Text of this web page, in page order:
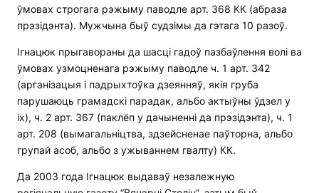
ўмовах строгага рэжыму паводле арт. 368 КК (абраза
прэзідэнта). Мужчына быў судзімы да гэтага 10 разоў.
Ігнацюк прыгавораны да шасці гадоў пазбаўлення волі ва
ўмовах узмоцненага рэжыму паводле ч. 1 арт. 342
(арганізацыя і падрыхтоўка дзеянняў, якія груба
парушаюць грамадскі парадак, альбо актыўны ўдзел у
іх), ч. 2 арт. 367 (паклёп у дачыненні да прэзідэнта), ч. 1
арт. 208 (вымагальніцтва, здзейсненае паўторна, альбо
групай асоб, альбо з ужываннем гвалту) КК.
Да 2003 года Ігнацюк выдаваў незалежную